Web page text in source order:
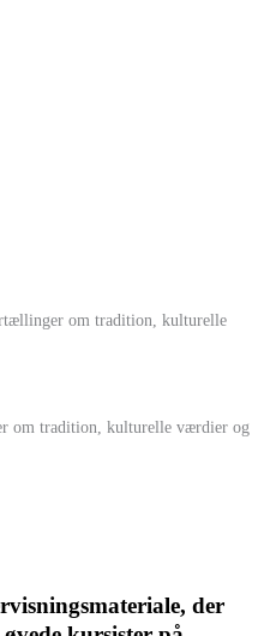
om tradition, kulturelle
om tradition, kulturelle værdier og
der